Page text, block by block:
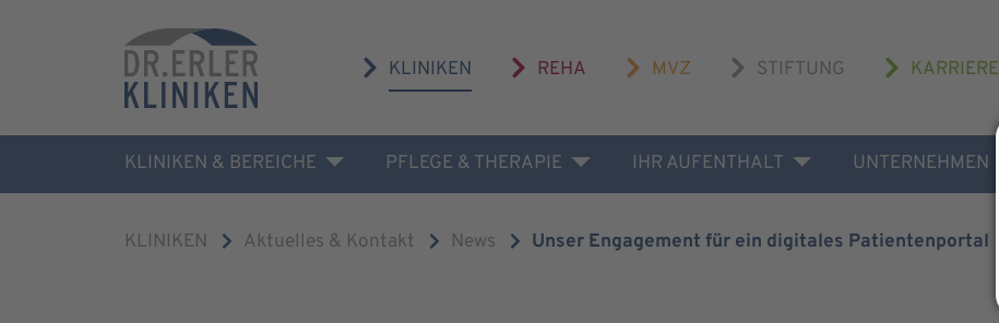
KLINIKEN REHA MVZ STIFTUNG KARRIERE
KLINIKEN & BEREICHE PFLEGE & THERAPIE IHR AUFENTHALT UNTERNEHMEN
KLINIKEN Aktuelles & Kontakt News Unser Engagement für ein digitales Patientenportal